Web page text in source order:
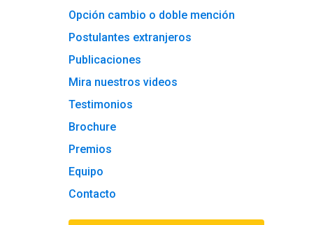
Opción cambio o doble mención
Postulantes extranjeros
Publicaciones
Mira nuestros videos
Testimonios
Brochure
Premios
Equipo
Contacto